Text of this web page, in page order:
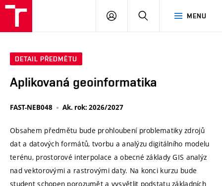
MENU
PŘIHLÁSIT
DETAIL PŘEDMĚTU
Aplikovaná geoinformatika
FAST-NEB048 Ak. rok: 2026/2027
Obsahem předmětu bude prohloubení problematiky zdrojů
dat a datových formátů, tvorbu a analýzu digitálního modelu
terénu, prostorové interpolace a obecné základy GIS analýz
nad vektorovými a rastrovými daty. Na konci kurzu bude
student schopen porozumět a vysvětlit podstatu základních